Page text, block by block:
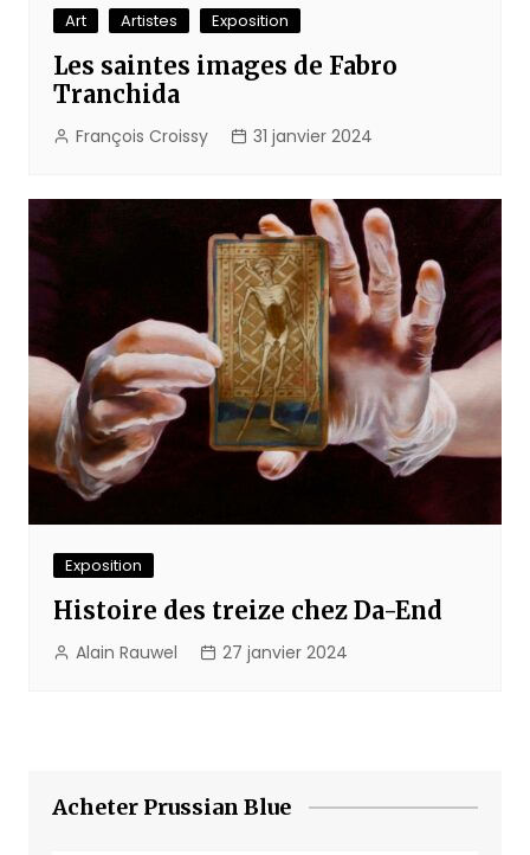
Art Artistes Exposition
Les saintes images de Fabro
Tranchida
François Croissy 31 janvier 2024
Exposition
Histoire des treize chez Da-End
Alain Rauwel 27 janvier 2024
Acheter Prussian Blue